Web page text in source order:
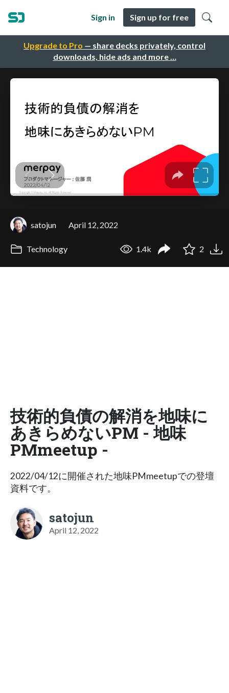
Upgrade to Pro — share decks privately, control
downloads, hide ads and more …
Sign in Sign up for free
satojun April 12, 2022
Technology 1.4k 2
技術的負債の解消を地味に
あきらめないPM - 地味
PMmeetup -
2022/04/12に開催された地味PMmeetupでの登壇
資料です。
satojun
April 12, 2022